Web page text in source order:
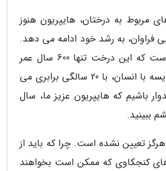
مربوط به درختان، هایپریون هنوز
فراوان، به رشد خود ادامه می دهد.
استیو سیلت معتقد است که این درخت تنها 600 سال عمر
نموده است که در مقایسه با انسان، با 20 سالگی برابری می
باشیم که هایپریون عزیز ما، سال
ببینید.
تعیین نشده است. چرا که باید از
های کنجکاوی که ممکن است بخواهند